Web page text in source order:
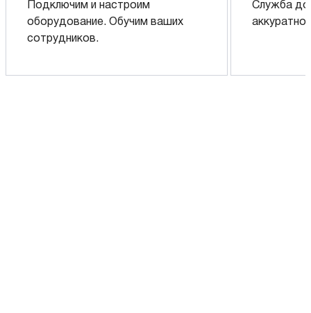
Подключим и настроим
оборудование. Обучим ваших
сотрудников.
Служба
аккуратно